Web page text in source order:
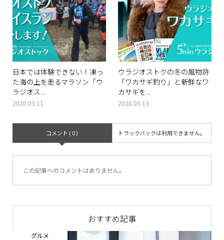
日本では体験できない！凍っ
た海の上を走るマラソン「ウ
ラジオス...
2020.03.11
ウラジオストクの冬の風物詩
「ワカサギ釣り」と新鮮なワ
カサギを...
2020.05.13
コメント ( 0 ) トラックバックは利用できません。
この記事へのコメントはありません。
おすすめ記事
グルメ